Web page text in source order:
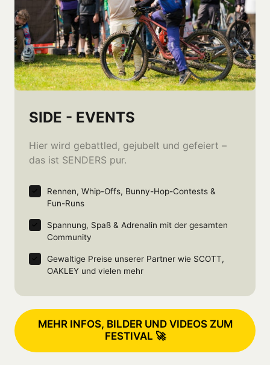
SIDE - EVENTS
Hier wird gebattled, gejubelt und gefeiert –
das ist SENDERS pur.
Rennen, Whip-Offs, Bunny-Hop-Contests &
Fun-Runs
Spannung, Spaß & Adrenalin mit der gesamten
Community
Gewaltige Preise unserer Partner wie SCOTT,
OAKLEY und vielen mehr
MEHR INFOS, BILDER UND VIDEOS ZUM
FESTIVAL 🚀